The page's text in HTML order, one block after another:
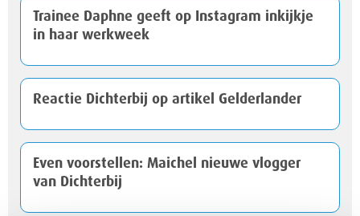
Trainee Daphne geeft op Instagram inkijkje
in haar werkweek
Reactie Dichterbij op artikel Gelderlander
Even voorstellen: Maichel nieuwe vlogger
van Dichterbij